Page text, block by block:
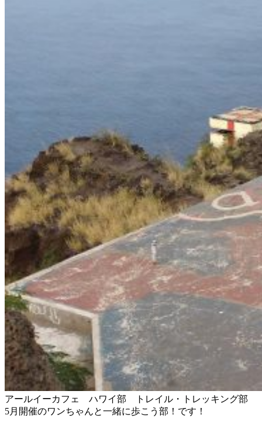
アールイーカフェ ハワイ部 トレイル・トレッキング部
5月開催のワンちゃんと一緒に歩こう部！です！